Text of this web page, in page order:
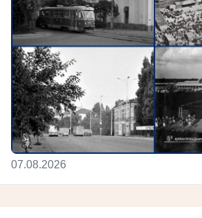
07.08.2026